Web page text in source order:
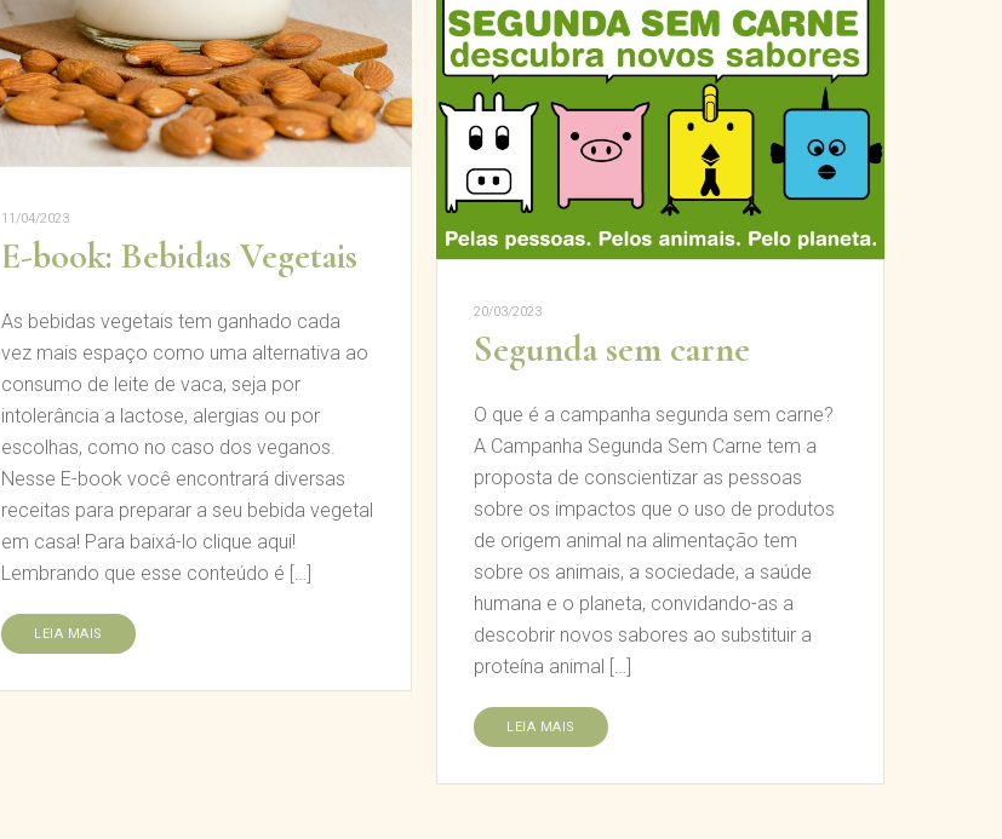
11/04/2023
E-book: Bebidas Vegetais
As bebidas vegetais tem ganhado cada
vez mais espaço como uma alternativa ao
consumo de leite de vaca, seja por
intolerância a lactose, alergias ou por
escolhas, como no caso dos veganos.
Nesse E-book você encontrará diversas
receitas para preparar a seu bebida vegetal
em casa! Para baixá-lo clique aqui!
Lembrando que esse conteúdo é […]
LEIA MAIS
20/03/2023
Segunda sem carne
O que é a campanha segunda sem carne?
A Campanha Segunda Sem Carne tem a
proposta de conscientizar as pessoas
sobre os impactos que o uso de produtos
de origem animal na alimentação tem
sobre os animais, a sociedade, a saúde
humana e o planeta, convidando-as a
descobrir novos sabores ao substituir a
proteína animal […]
LEIA MAIS